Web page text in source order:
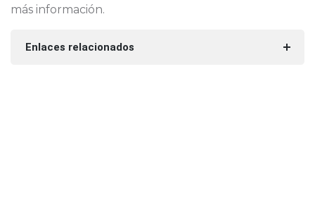
más información.
Enlaces relacionados